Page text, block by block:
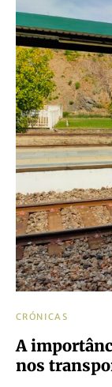
CRÓNICAS
A
nos